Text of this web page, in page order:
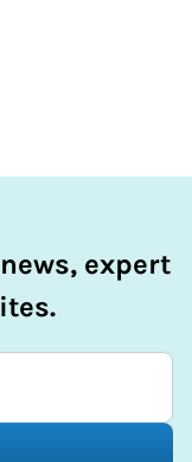
expert